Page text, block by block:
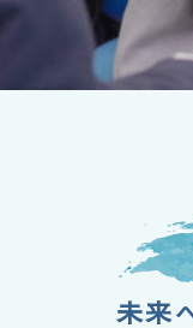
未来